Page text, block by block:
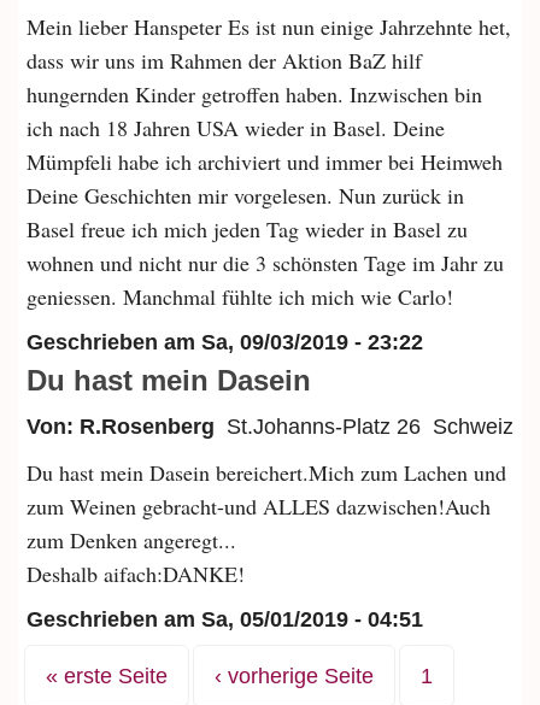
Mein lieber Hanspeter Es ist nun einige Jahrzehnte het,
dass wir uns im Rahmen der Aktion BaZ hilf
hungernden Kinder getroffen haben. Inzwischen bin
ich nach 18 Jahren USA wieder in Basel. Deine
Mümpfeli habe ich archiviert und immer bei Heimweh
Deine Geschichten mir vorgelesen. Nun zurück in
Basel freue ich mich jeden Tag wieder in Basel zu
wohnen und nicht nur die 3 schönsten Tage im Jahr zu
geniessen. Manchmal fühlte ich mich wie Carlo!
Geschrieben am Sa, 09/03/2019 - 23:22
Du hast mein Dasein
Von: R.Rosenberg St.Johanns-Platz 26 Schweiz
Du hast mein Dasein bereichert.Mich zum Lachen und
zum Weinen gebracht-und ALLES dazwischen!Auch
zum Denken angeregt...
Deshalb aifach:DANKE!
Geschrieben am Sa, 05/01/2019 - 04:51
Seiten
« erste Seite ‹ vorherige Seite 1